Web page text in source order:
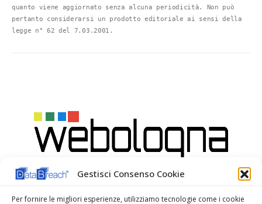
Gestisci Consenso Cookie
Per fornire le migliori esperienze, utilizziamo tecnologie come i cookie
quanto viene aggiornato senza alcuna periodicità. Non può
pertanto considerarsi un prodotto editoriale ai sensi della
legge n° 62 del 7.03.2001.